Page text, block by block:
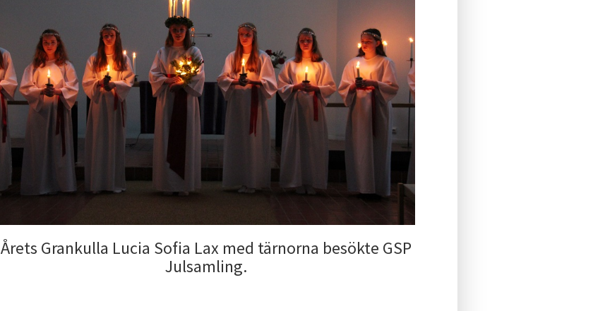
Årets Grankulla Lucia Sofia Lax med tärnorna besökte GSP
Julsamling.